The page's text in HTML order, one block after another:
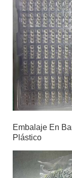
Embalaje En
Plástico